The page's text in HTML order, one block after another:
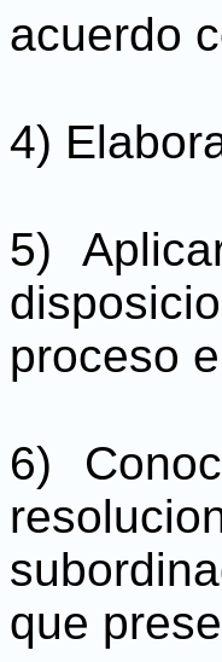
acuerdo
4)
5)
proceso
6)
que